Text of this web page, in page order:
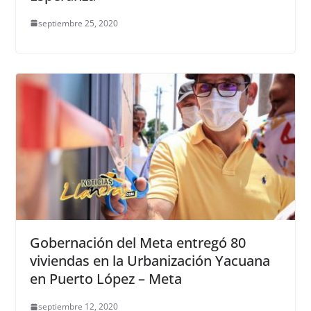
septiembre 25, 2020
Gobernación del Meta entregó 80
viviendas en la Urbanización Yacuana
en Puerto López – Meta
septiembre 12, 2020